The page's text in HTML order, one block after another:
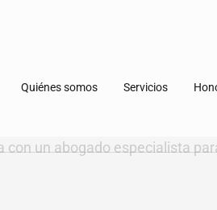
Quiénes somos Servicios